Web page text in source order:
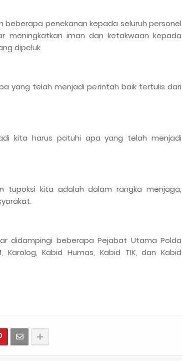
penekanan kepada seluruh personel
meningkatkan iman dan ketakwaan kepada
dipeluk.
yang telah menjadi perintah baik tertulis dari
kita harus patuhi apa yang telah menjadi
tupoksi kita adalah dalam rangka menjaga,
didampingi beberapa Pejabat Utama Polda
Karolog, Kabid Humas, Kabid TIK, dan Kabid